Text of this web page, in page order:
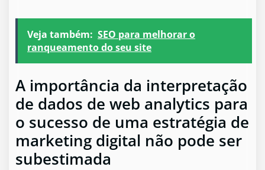
Veja também: SEO para melhorar o
ranqueamento do seu site
A importância da interpretação
de dados de web analytics para
o sucesso de uma estratégia de
marketing digital não pode ser
subestimada